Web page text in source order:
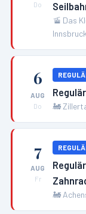
Do
🚡 Das
Innsbruck
6
AUG
Do
🚂
7
AUG
Fr
🚂